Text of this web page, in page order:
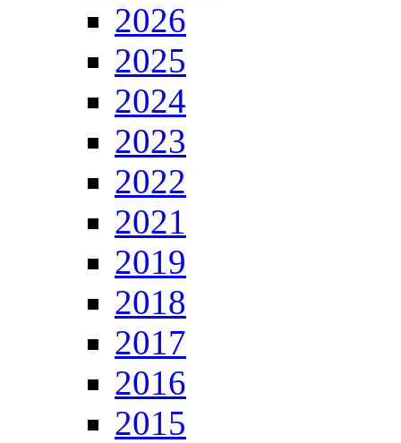
2026
2025
2024
2023
2022
2021
2019
2018
2017
2016
2015